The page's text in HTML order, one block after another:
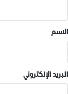
*الاسم
البريد الإلكتروني